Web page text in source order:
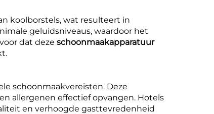
koolborstels, wat resulteert in
geluidsniveaus, waardoor het
dat deze schoonmaakapparatuur
schoonmaakvereisten. Deze
allergenen effectief opvangen. Hotels
en verhoogde gasttevredenheid